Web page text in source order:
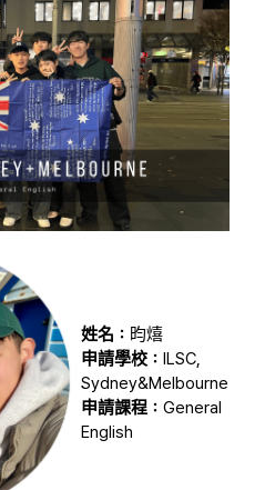
姓名： 昀熺
申請學校： ILSC,
Sydney&Melbourne
申請課程： General
English